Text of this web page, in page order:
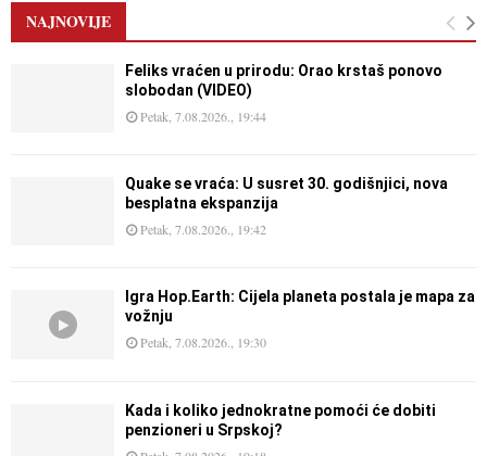
NAJNOVIJE
Feliks vraćen u prirodu: Orao krstaš ponovo
slobodan (VIDEO)
Petak, 7.08.2026., 19:44
Quake se vraća: U susret 30. godišnjici, nova
besplatna ekspanzija
Petak, 7.08.2026., 19:42
Igra Hop.Earth: Cijela planeta postala je mapa za
vožnju
Petak, 7.08.2026., 19:30
Kada i koliko jednokratne pomoći će dobiti
penzioneri u Srpskoj?